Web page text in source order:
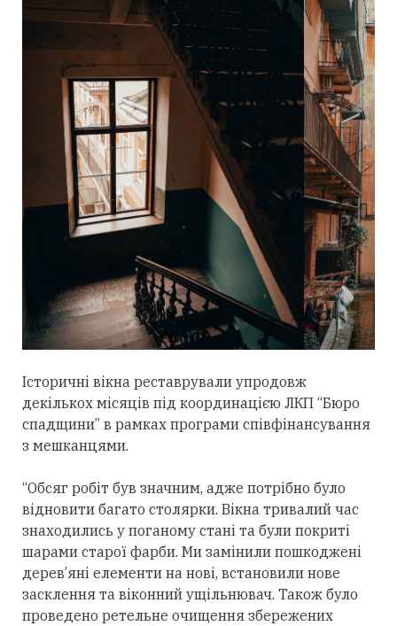
Історичні вікна реставрували упродовж
декількох місяців під координацією ЛКП “Бюро
спадщини” в рамках програми співфінансування
з мешканцями.
“Обсяг робіт був значним, адже потрібно було
відновити багато столярки. Вікна тривалий час
знаходились у поганому стані та були покриті
шарами старої фарби. Ми замінили пошкоджені
дерев’яні елементи на нові, встановили нове
засклення та віконний ущільнювач. Також було
проведено ретельне очищення збережених